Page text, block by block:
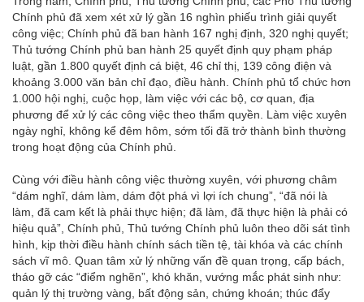
Chính phủ đã xem xét xử lý gần 16 nghìn phiếu trình giải quyết
công việc; Chính phủ đã ban hành 167 nghị định, 320 nghị quyết;
Thủ tướng Chính phủ ban hành 25 quyết định quy phạm pháp
luật, gần 1.800 quyết định cá biệt, 46 chỉ thị, 139 công điện và
khoảng 3.000 văn bản chỉ đạo, điều hành. Chính phủ tổ chức hơn
1.000 hội nghị, cuộc họp, làm việc với các bộ, cơ quan, địa
phương để xử lý các công việc theo thẩm quyền. Làm việc xuyên
ngày nghỉ, không kể đêm hôm, sớm tối đã trở thành bình thường
trong hoạt động của Chính phủ.
Cùng với điều hành công việc thường xuyên, với phương châm
“dám nghĩ, dám làm, dám đột phá vì lợi ích chung”, “đã nói là
làm, đã cam kết là phải thực hiện; đã làm, đã thực hiện là phải có
hiệu quả”, Chính phủ, Thủ tướng Chính phủ luôn theo dõi sát tình
hình, kịp thời điều hành chính sách tiền tệ, tài khóa và các chính
sách vĩ mô. Quan tâm xử lý những vấn đề quan trọng, cấp bách,
tháo gỡ các “điểm nghẽn”, khó khăn, vướng mắc phát sinh như:
quản lý thị trường vàng, bất động sản, chứng khoán; thúc đẩy